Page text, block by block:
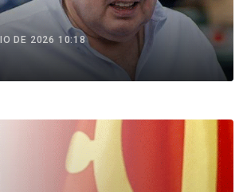
DE 2026 10:18